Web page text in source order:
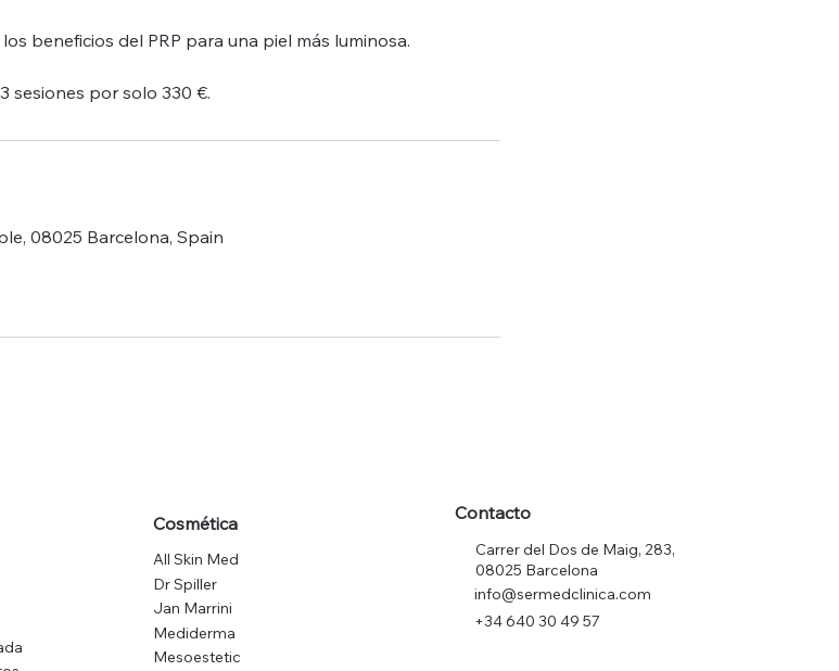
beneficios del PRP para una piel más luminosa.
sesiones por solo 330 €.
08025 Barcelona, Spain
Cosmética
All Skin Med
Dr Spiller
Jan Marrini
Mediderma
Mesoestetic
Contacto
Carrer del Dos de Maig, 283,
08025 Barcelona
info@sermedclinica.com
+34 640 30 49 57